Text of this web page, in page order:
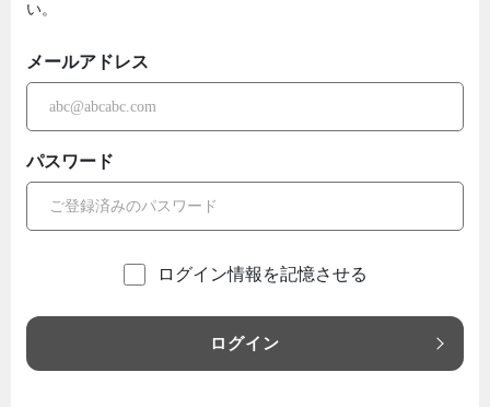
い。
メールアドレス
パスワード
ログイン情報を記憶させる
ログイン